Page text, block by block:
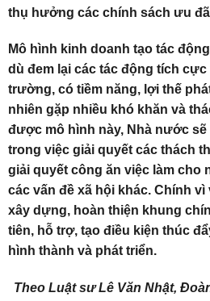
thụ hưởng các chính sách ưu
Mô hình kinh doanh tạo tác
dù đem lại các tác động tích cực
trường, có tiềm năng, lợi thế
nhiên gặp nhiều khó khăn và
được mô hình này, Nhà nước
trong việc giải quyết các thách
giải quyết công ăn việc làm cho
các vấn đề xã hội khác. Chính
xây dựng, hoàn thiện khung
tiên, hỗ trợ, tạo điều kiện thúc
hình thành và phát triển.
Theo Luật sư Lê Văn Nhật,